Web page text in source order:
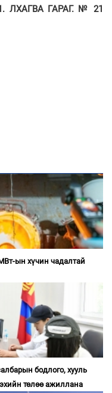
ЛХАГВА ГАРАГ. № 21
ын хүчин чадалтай
бодлого, хууль
төлөө ажиллана